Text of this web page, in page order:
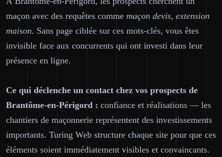
maçon avec des requêtes comme maçon devis, extension
maison. Sans page ciblée sur ces mots-clés, vous êtes
invisible face aux concurrents qui ont investi dans leur
présence en ligne.
Ce qui déclenche un contact chez vos prospects de
Brantôme-en-Périgord : confiance et réalisations — les
chantiers de maçonnerie représentent des investissements
importants. Turing Web structure chaque site pour que ces
éléments soient immédiatement visibles et convaincants.